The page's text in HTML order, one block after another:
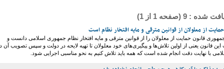
بریل در جهان
: 9 (صفحه 1 از 1)
از معلولان از قوانین مترقی و مایه افتخار نظام است
قانون حمایت از معلولان را از قوانین مترقی و مایه افتخار نظام جمهوری اسلامی دانست و
قانون یعنی از اولین تلاش‌ها و پیگیری‌های خود معلولان تا تهیه لایحه در دولت و سپس تصویب آن
با نهایت دقت انجام شده است که همه باید تلاش کنیم به نحو مناسبی اجرایی شود.